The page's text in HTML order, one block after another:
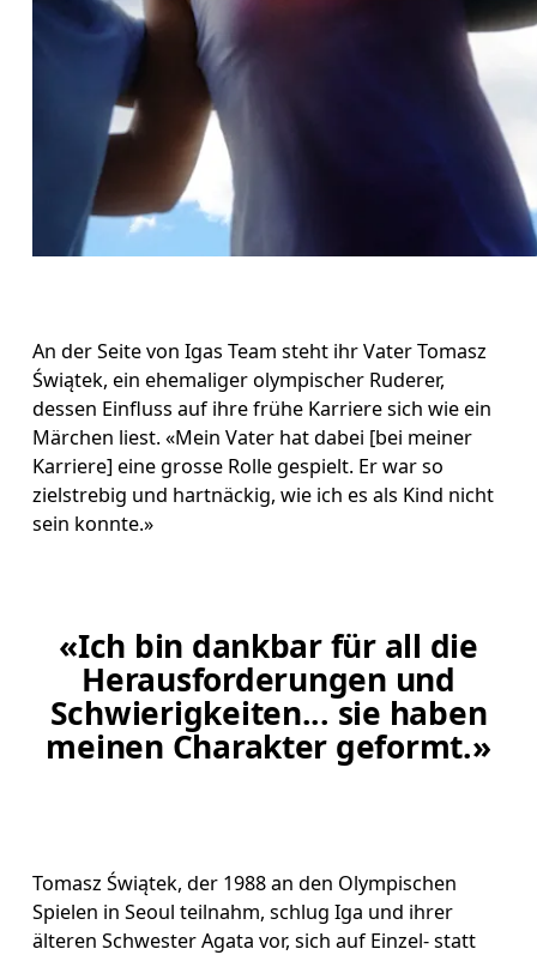
An der Seite von Igas Team steht ihr Vater Tomasz
Świątek, ein ehemaliger olympischer Ruderer,
dessen Einfluss auf ihre frühe Karriere sich wie ein
Märchen liest. «Mein Vater hat dabei [bei meiner
Karriere] eine grosse Rolle gespielt. Er war so
zielstrebig und hartnäckig, wie ich es als Kind nicht
sein konnte.»
«Ich bin dankbar für all die
Herausforderungen und
Schwierigkeiten... sie haben
meinen Charakter geformt.»
Tomasz Świątek, der 1988 an den Olympischen
Spielen in Seoul teilnahm, schlug Iga und ihrer
älteren Schwester Agata vor, sich auf Einzel- statt